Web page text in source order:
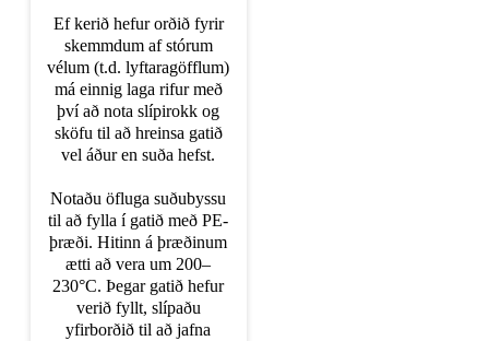
Ef kerið hefur orðið fyrir
skemmdum af stórum
vélum (t.d. lyftaragöfflum)
má einnig laga rifur með
því að nota slípirokk og
sköfu til að hreinsa gatið
vel áður en suða hefst.
Notaðu öfluga suðubyssu
til að fylla í gatið með PE-
þræði. Hitinn á þræðinum
ætti að vera um 200–
230°C. Þegar gatið hefur
verið fyllt, slípaðu
yfirborðið til að jafna